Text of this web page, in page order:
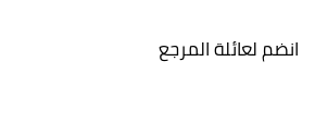
انضم لعائلة المرجع